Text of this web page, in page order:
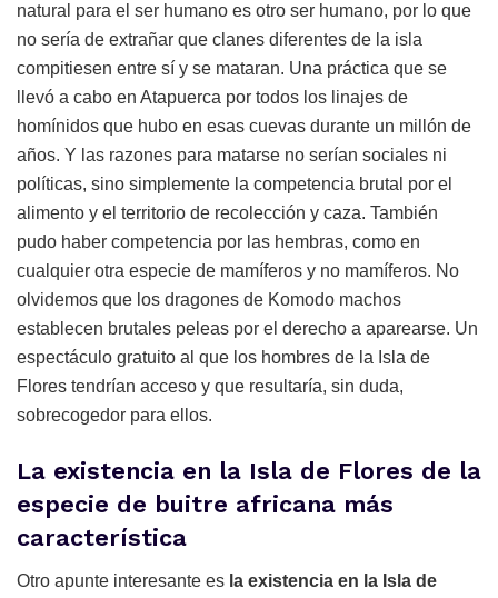
natural para el ser humano es otro ser humano, por lo que
no sería de extrañar que clanes diferentes de la isla
compitiesen entre sí y se mataran. Una práctica que se
llevó a cabo en Atapuerca por todos los linajes de
homínidos que hubo en esas cuevas durante un millón de
años. Y las razones para matarse no serían sociales ni
políticas, sino simplemente la competencia brutal por el
alimento y el territorio de recolección y caza. También
pudo haber competencia por las hembras, como en
cualquier otra especie de mamíferos y no mamíferos. No
olvidemos que los dragones de Komodo machos
establecen brutales peleas por el derecho a aparearse. Un
espectáculo gratuito al que los hombres de la Isla de
Flores tendrían acceso y que resultaría, sin duda,
sobrecogedor para ellos.
La existencia en la Isla de Flores de la
especie de buitre africana más
característica
Otro apunte interesante es la existencia en la Isla de